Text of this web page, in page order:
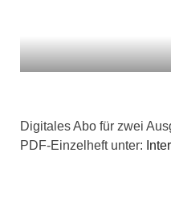
Digitales Abo für zwei
PDF-Einzelheft unter: